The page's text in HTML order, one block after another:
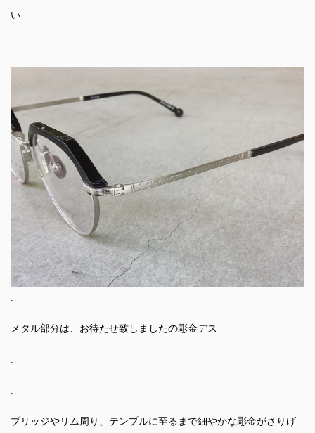
い
.
.
メタル部分は、お待たせ致しましたの彫金デス
.
.
ブリッジやリム周り、テンプルに至るまで細やかな彫金がさりげ